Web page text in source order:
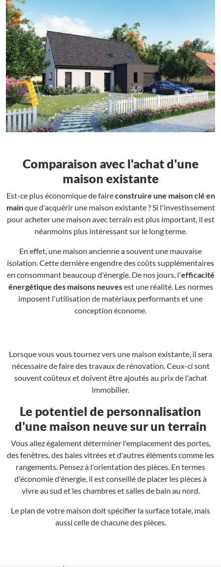
Comparaison avec l'achat d'une
maison existante
Est-ce plus économique de faireconstruire une maison clé en
mainque d'acquérir une maison existante ? Si l'investissement
pour acheter une maison avec terrain est plus important, il est
néanmoins plus intéressant sur le long terme.
En effet, une maison ancienne a souvent une mauvaise
isolation. Cette dernière engendre des coûts supplémentaires
en consommant beaucoup d'énergie. De nos jours, l'efficacité
énergétique des maisons neuvesest une réalité. Les normes
imposent l'utilisation de matériaux performants et une
conception économe.
Lorsque vous vous tournez vers une maison existante, il sera
nécessaire de faire des travaux de rénovation. Ceux-ci sont
souvent coûteux et doivent être ajoutés au prix de l'achat
immobilier.
Le potentiel de personnalisation
d'une maison neuve sur un terrain
Vous allez également déterminer l'emplacement des portes,
des fenêtres, des baies vitrées et d'autres éléments comme les
rangements. Pensez à l'orientation des pièces. En termes
d'économie d'énergie, il est conseillé de placer les pièces à
vivre au sud et les chambres et salles de bain au nord.
Le plan de votre maison doit spécifier la surface totale, mais
aussi celle de chacune des pièces.